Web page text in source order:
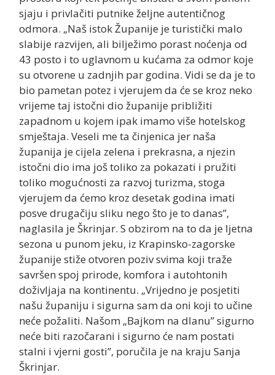
sjaju i privlačiti putnike željne autentičnog
odmora. „Naš istok Županije je turistički malo
slabije razvijen, ali bilježimo porast noćenja od
43 posto i to uglavnom u kućama za odmor koje
su otvorene u zadnjih par godina. Vidi se da je to
bio pametan potez i vjerujem da će se kroz neko
vrijeme taj istočni dio županije približiti
zapadnom u kojem ipak imamo više hotelskog
smještaja. Veseli me ta činjenica jer naša
županija je cijela zelena i prekrasna, a njezin
istočni dio ima još toliko za pokazati i pružiti
toliko mogućnosti za razvoj turizma, stoga
vjerujem da ćemo kroz desetak godina imati
posve drugačiju sliku nego što je to danas”,
naglasila je Škrinjar. S obzirom na to da je ljetna
sezona u punom jeku, iz Krapinsko-zagorske
županije stiže otvoren poziv svima koji traže
savršen spoj prirode, komfora i autohtonih
doživljaja na kontinentu. „Vrijedno je posjetiti
našu županiju i sigurna sam da oni koji to učine
neće požaliti. Našom „Bajkom na dlanu” sigurno
neće biti razočarani i sigurno će nam postati
stalni i vjerni gosti”, poručila je na kraju Sanja
Škrinjar.